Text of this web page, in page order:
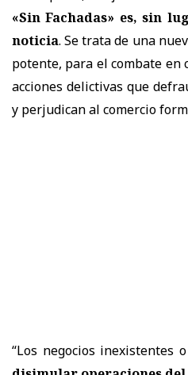
«Sin Fachadas» es, sin
noticia. Se trata de una
potente, para el combate en
acciones delictivas que
y perjudican al comercio
“Los negocios inexistentes